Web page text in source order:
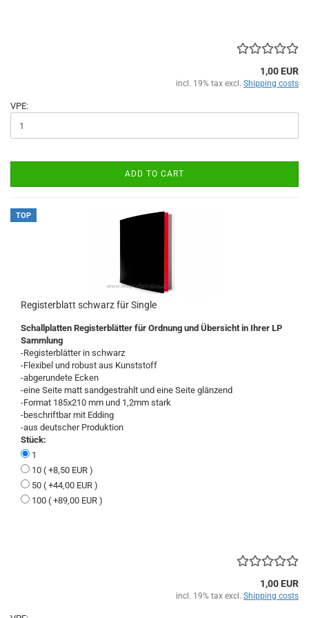
1,00 EUR
incl. 19% tax excl. Shipping costs
VPE:
ADD TO CART
TOP
Registerblatt schwarz für Single
Schallplatten Registerblätter für Ordnung und Übersicht in Ihrer LP
Sammlung
-Registerblätter in schwarz
-Flexibel und robust aus Kunststoff
-abgerundete Ecken
-eine Seite matt sandgestrahlt und eine Seite glänzend
-Format 185x210 mm und 1,2mm stark
-beschriftbar mit Edding
-aus deutscher Produktion
Stück:
1
10 ( +8,50 EUR )
50 ( +44,00 EUR )
100 ( +89,00 EUR )
1,00 EUR
incl. 19% tax excl. Shipping costs